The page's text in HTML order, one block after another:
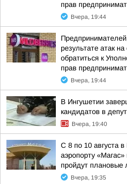
прав
Вчера, 19:44
результате атак
обратиться к
прав
Вчера, 19:44
В Ингушетии
кандидатов в
Вчера, 19:40
С 8 по 10 августа
аэропорту
пройдут плановые
Вчера, 19:35